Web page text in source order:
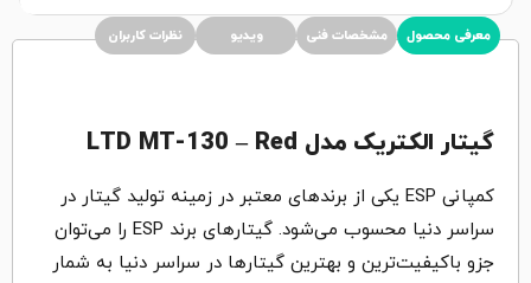
معرفی محصول مشخصات فنی ویدیو نظرات کاربران
گیتار الکتریک مدل LTD MT-130 – Red
کمپانی ESP یکی از برندهای معتبر در زمینه تولید گیتار در
سراسر دنیا محسوب می‌شود. گیتارهای برند ESP را می‌توان
جزو باکیفیت‌ترین و بهترین گیتارها در سراسر دنیا به شمار